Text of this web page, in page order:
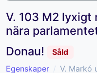
V. 103 M2
nära
Donau!
Såld
Egenskaper
V. Markó